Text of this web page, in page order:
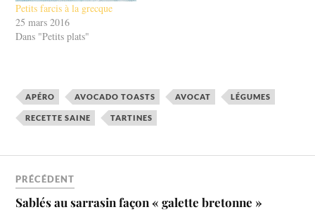
Petits farcis à la grecque
25 mars 2016
Dans "Petits plats"
APÉRO AVOCADO TOASTS AVOCAT LÉGUMES
RECETTE SAINE TARTINES
PRÉCÉDENT
Sablés au sarrasin façon « galette bretonne »